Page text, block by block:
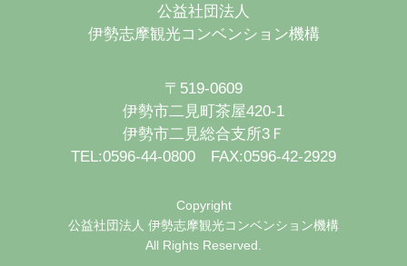
公益社団法人
伊勢志摩観光コンベンション機構
〒519-0609
伊勢市二見町茶屋420-1
伊勢市二見総合支所3Ｆ
TEL:0596-44-0800 FAX:0596-42-2929
Copyright
公益社団法人 伊勢志摩観光コンベンション機構
All Rights Reserved.